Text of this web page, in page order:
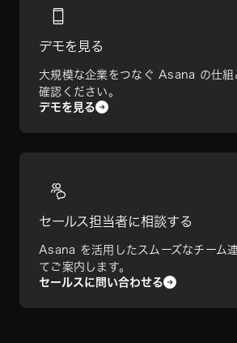
デモを見る
大規模な企業をつなぐ Asana の仕組
確認ください。
デモを見る
セールス担当者に相談する
Asana を活用したスムーズなチーム
てご案内します。
セールスに問い合わせる